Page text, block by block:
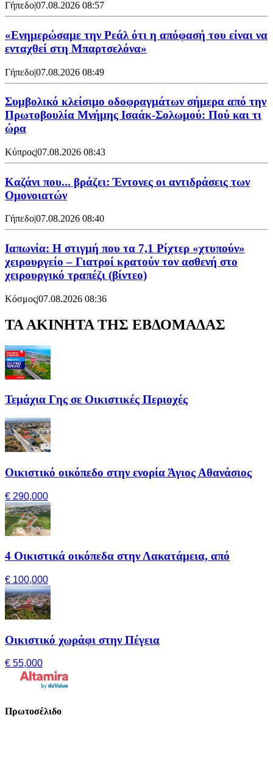
Γήπεδο|07.08.2026 08:57
«Ενημερώσαμε την Ρεάλ ότι η απόφασή του είναι να
ενταχθεί στη Μπαρτσελόνα»
Γήπεδο|07.08.2026 08:49
Συμβολικό κλείσιμο οδοφραγμάτων σήμερα από την
Πρωτοβουλία Μνήμης Ισαάκ-Σολωμού: Πού και τι
ώρα
Κύπρος|07.08.2026 08:43
Καζάνι που... βράζει: Έντονες οι αντιδράσεις των
Ομονοιατών
Γήπεδο|07.08.2026 08:40
Ιαπωνία: Η στιγμή που τα 7,1 Ρίχτερ «χτυπούν»
χειρουργείο – Γιατροί κρατούν τον ασθενή στο
χειρουργικό τραπέζι (βίντεο)
Κόσμος|07.08.2026 08:36
ΤΑ ΑΚΙΝΗΤΑ ΤΗΣ ΕΒΔΟΜΑΔΑΣ
Τεμάχια Γης σε Οικιστικές Περιοχές
Οικιστικό οικόπεδο στην ενορία Άγιος Αθανάσιος
€ 290,000
4 Οικιστικά οικόπεδα στην Λακατάμεια, από
€ 100,000
Οικιστικό χωράφι στην Πέγεια
€ 55,000
Πρωτοσέλιδο